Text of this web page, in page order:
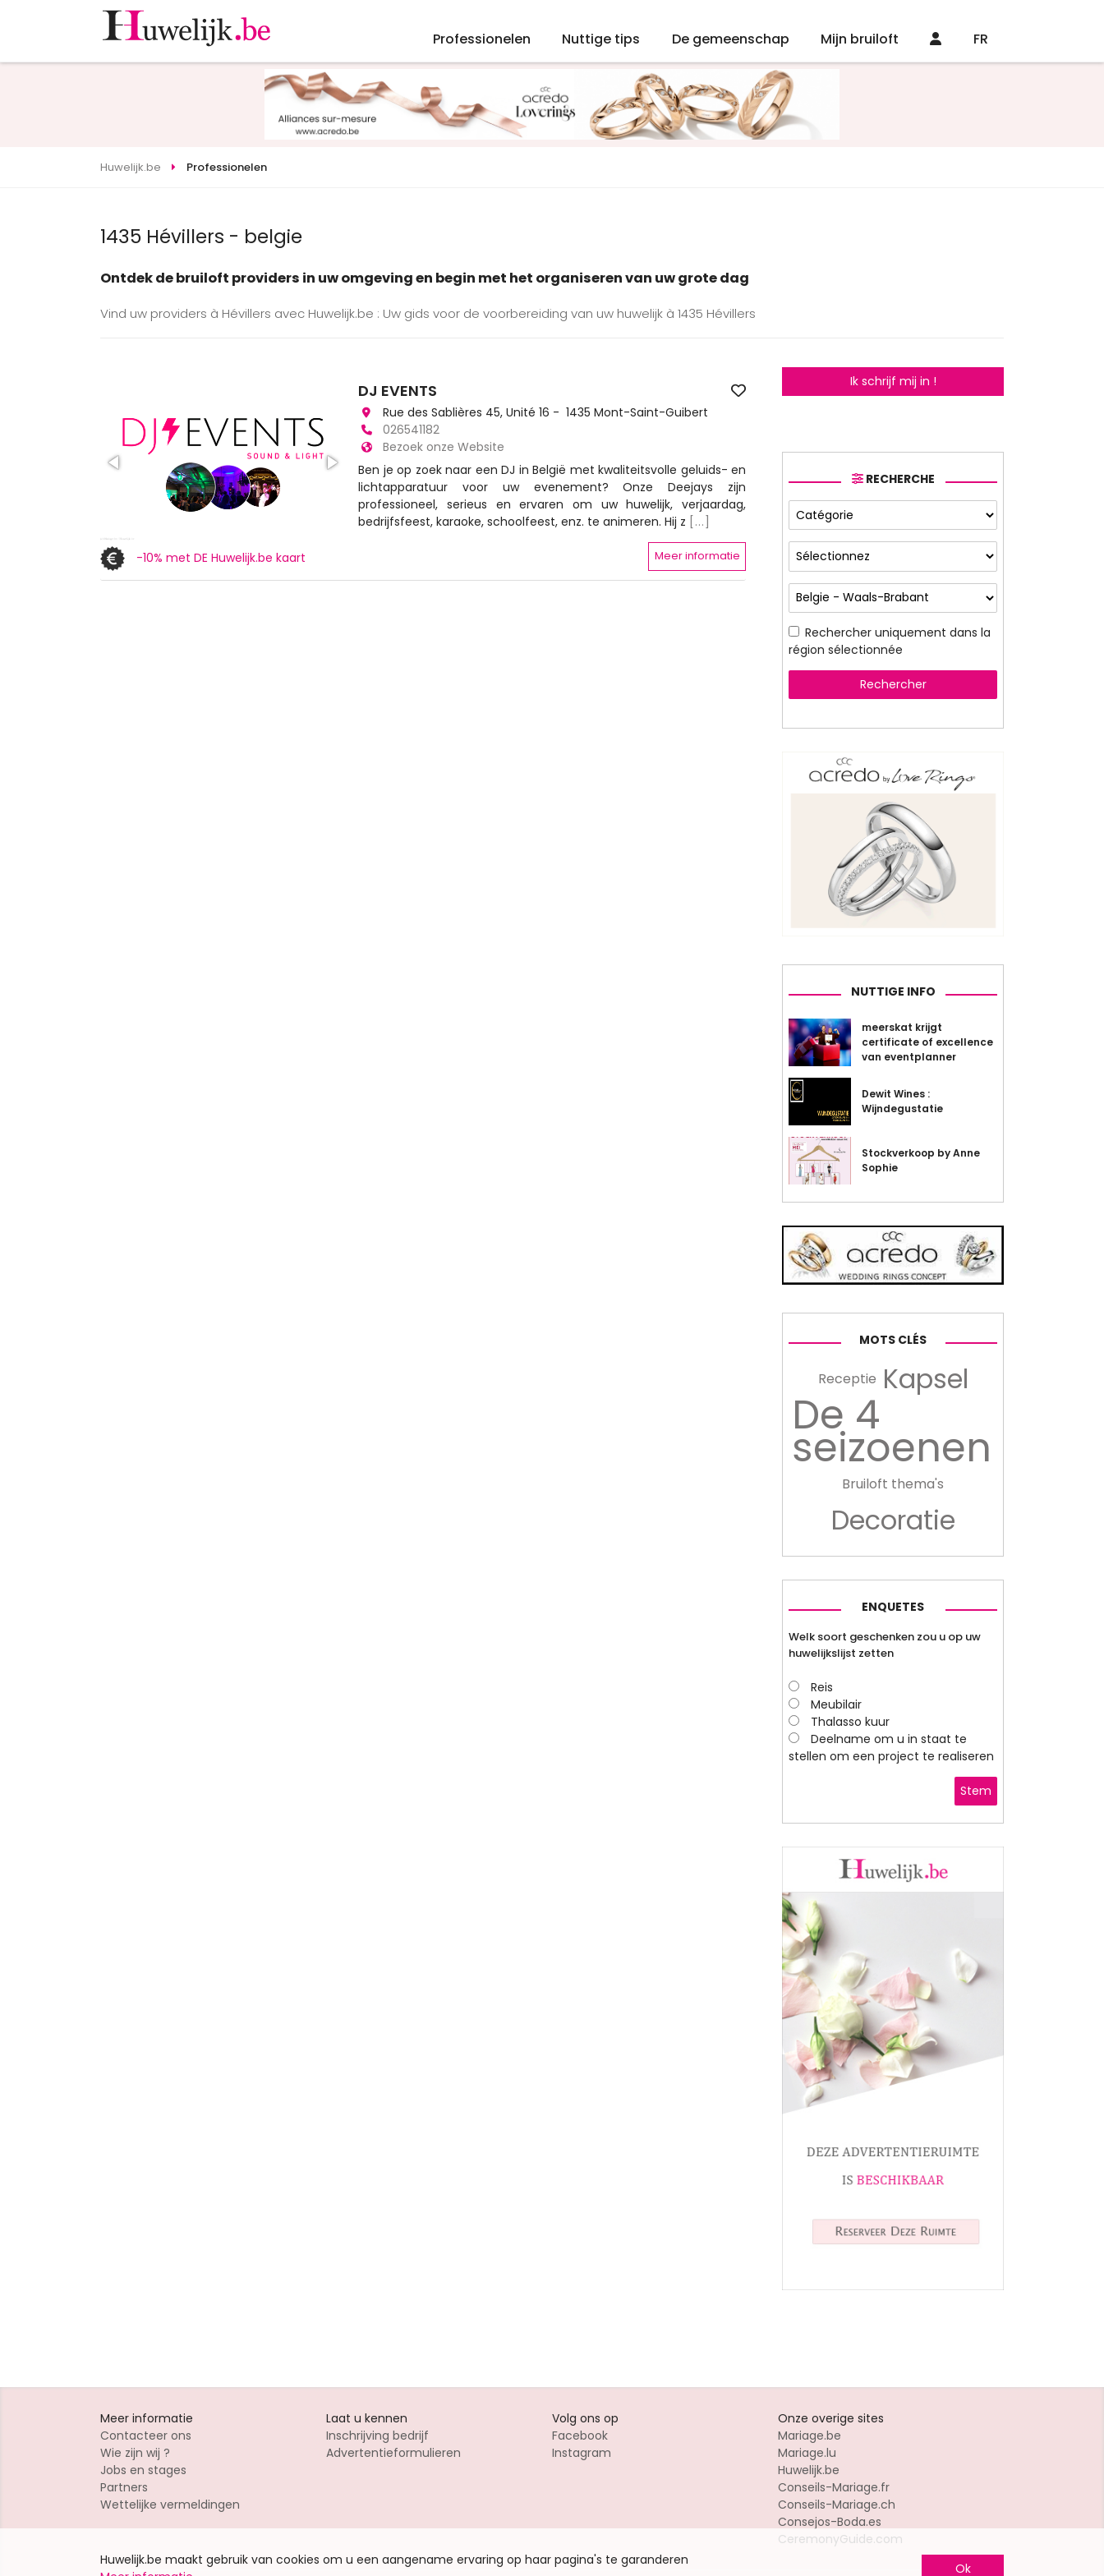
Professionelen Nuttige tips De gemeenschap Mijn bruiloft FR
Huwelijk.be Professionelen
1435 Hévillers - belgie
Ontdek de bruiloft providers in uw omgeving en begin met het organiseren van uw grote dag
Vind uw providers à Hévillers avec Huwelijk.be : Uw gids voor de voorbereiding van uw huwelijk à 1435 Hévillers
DJ EVENTS
Rue des Sablières 45, Unité 16 - 1435 Mont-Saint-Guibert
026541182
Bezoek onze Website
Ben je op zoek naar een DJ in België met kwaliteitsvolle geluids- en
lichtapparatuur voor uw evenement? Onze Deejays zijn
professioneel, serieus en ervaren om uw huwelijk, verjaardag,
bedrijfsfeest, karaoke, schoolfeest, enz. te animeren. Hij z [...]
-10% met DE Huwelijk.be kaart Meer informatie
Ik schrijf mij in !
RECHERCHE
Rechercher uniquement dans la
région sélectionnée
Rechercher
NUTTIGE INFO
meerskat krijgt
certificate of excellence
van eventplanner
Dewit Wines :
Wijndegustatie
Stockverkoop by Anne
Sophie
MOTS CLÉS
Receptie Kapsel
De 4
seizoenen
Bruiloft thema's
Decoratie
ENQUETES
Welk soort geschenken zou u op uw
huwelijkslijst zetten
Reis
Meubilair
Thalasso kuur
Deelname om u in staat te
stellen om een project te realiseren
Stem
Meer informatie
Contacteer ons
Wie zijn wij ?
Jobs en stages
Partners
Wettelijke vermeldingen
Laat u kennen
Inschrijving bedrijf
Advertentieformulieren
Volg ons op
Facebook
Instagram
Onze overige sites
Mariage.be
Mariage.lu
Huwelijk.be
Conseils-Mariage.fr
Conseils-Mariage.ch
Consejos-Boda.es
CeremonyGuide.com
Huwelijk.be maakt gebruik van cookies om u een aangename ervaring op haar pagina's te garanderen
Ok